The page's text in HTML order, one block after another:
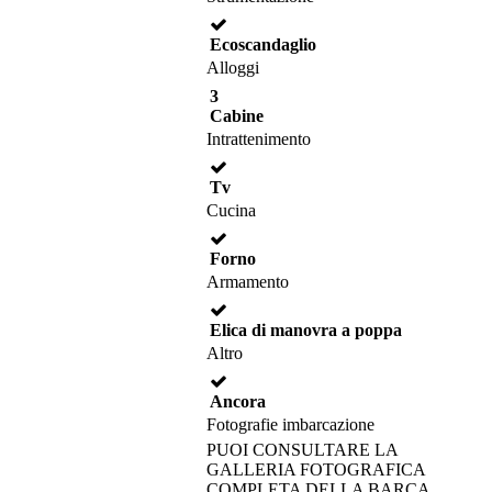
Ecoscandaglio
Alloggi
3
Cabine
Intrattenimento
Tv
Cucina
Forno
Armamento
Elica di manovra a poppa
Altro
Ancora
Fotografie imbarcazione
PUOI CONSULTARE LA
GALLERIA FOTOGRAFICA